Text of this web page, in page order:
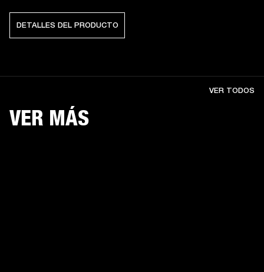
DETALLES DEL PRODUCTO
VER MÁS
VER TODOS